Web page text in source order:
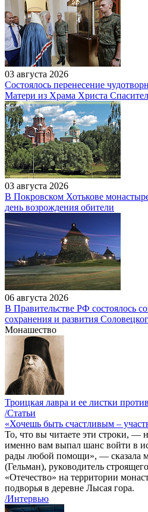
03 августа 2026
Состоялось перенесение
Матери из Храма Христа
03 августа 2026
В Покровском Хотькове
день возрождения обители
06 августа 2026
В Правительстве РФ состоялось
сохранения и развития
Монашество
Троицкая лавра и ее листки
/Статьи
«Хочешь быть счастливым –
То, что вы читаете эти строки, —
именно вам выпал шанс войти в
рады любой помощи», — сказала
(Гельман), руководитель
«Отечество» на территории
подворья в деревне Лысая гора.
/Интервью